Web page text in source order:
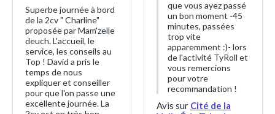
Superbe journée à bord
de la 2cv " Charline"
proposée par Mam'zelle
deuch. L'accueil, le
service, les conseils au
Top ! David a pris le
temps de nous
expliquer et conseiller
pour que l'on passe une
excellente journée. La
que vous ayez passé
un bon moment -45
minutes, passées
trop vite
apparemment :)- lors
de l'activité TyRoll et
vous remercions
pour votre
recommandation !
Avis sur Cité de la